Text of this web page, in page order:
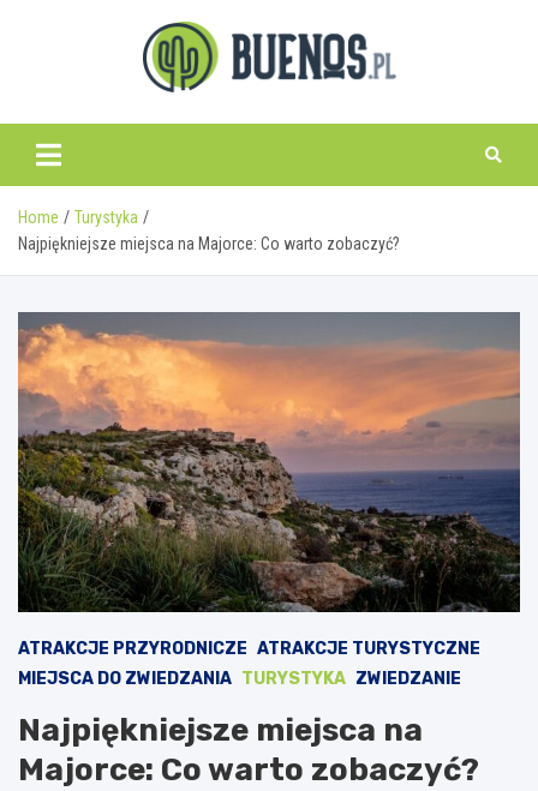
www.buenos.pl
Home
Turystyka
Najpiękniejsze miejsca na Majorce: Co warto zobaczyć?
ATRAKCJE PRZYRODNICZE ATRAKCJE TURYSTYCZNE
MIEJSCA DO ZWIEDZANIA TURYSTYKA ZWIEDZANIE
Najpiękniejsze miejsca na
Majorce: Co warto zobaczyć?